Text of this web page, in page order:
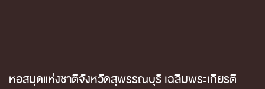
หอสมุดแห่งชาติจังหวัดสุพรรณบุรี เฉลิมพระเกียรติ